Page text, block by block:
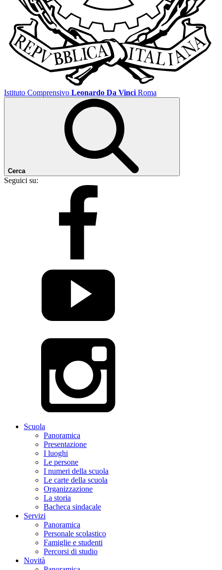
Istituto Comprensivo Leonardo Da Vinci Roma
Cerca
Seguici su:
Scuola
Panoramica
Presentazione
I luoghi
Le persone
I numeri della scuola
Le carte della scuola
Organizzazione
La storia
Bacheca sindacale
Servizi
Panoramica
Personale scolastico
Famiglie e studenti
Percorsi di studio
Novità